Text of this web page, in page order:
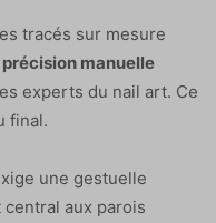
tracés sur mesure
précision manuelle
experts du nail art. Ce
final.
une gestuelle
aux parois